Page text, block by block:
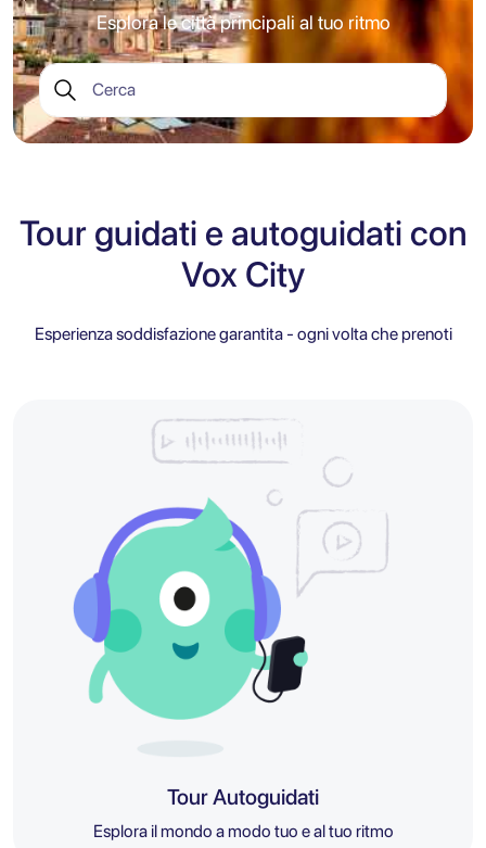
Esplora le città principali al tuo ritmo
Tour guidati e autoguidati con
Vox City
Esperienza soddisfazione garantita - ogni volta che prenoti
Tour Autoguidati
Esplora il mondo a modo tuo e al tuo ritmo